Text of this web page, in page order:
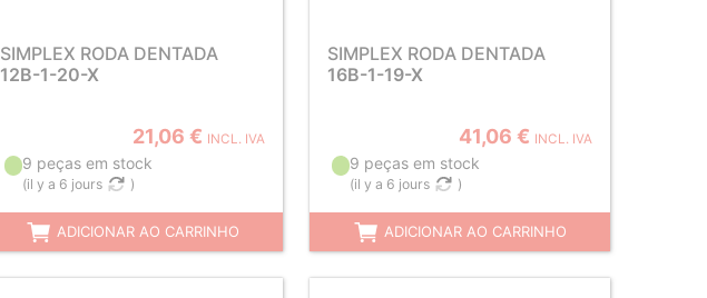
SIMPLEX RODA DENTADA
12B-1-20-X
21,06 € INCL. IVA
9 peças em stock
(il y a 6 jours )
ADICIONAR AO CARRINHO
SIMPLEX RODA DENTADA
16B-1-19-X
41,06 € INCL. IVA
9 peças em stock
(il y a 6 jours )
ADICIONAR AO CARRINHO